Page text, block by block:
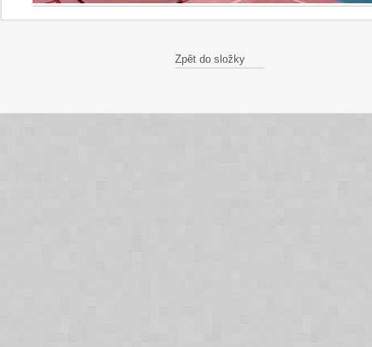
Zpět do složky